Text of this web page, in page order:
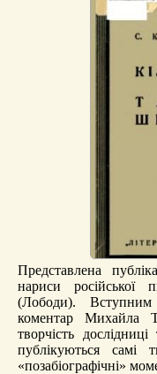
Представлена
нариси російської
(Лободи).
коментар Михайла
творчість
публікуються самі
«позабіографічні»